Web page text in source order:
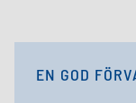
EN GOD